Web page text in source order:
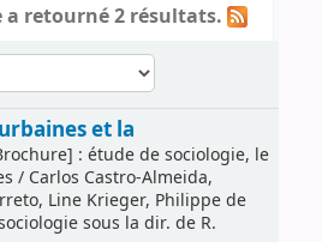
a retourné 2 résultats.
et la
: étude de sociologie, le
/ Carlos Castro-Almeida,
Line Krieger, Philippe de
sous la dir. de R.